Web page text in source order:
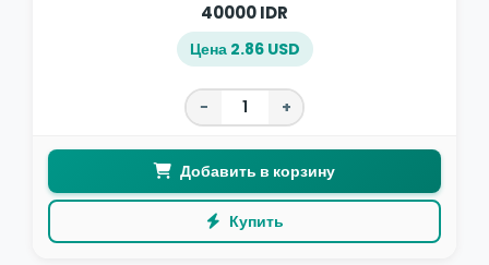
40000 IDR
Цена 2.86 USD
− +
Добавить в корзину
Купить